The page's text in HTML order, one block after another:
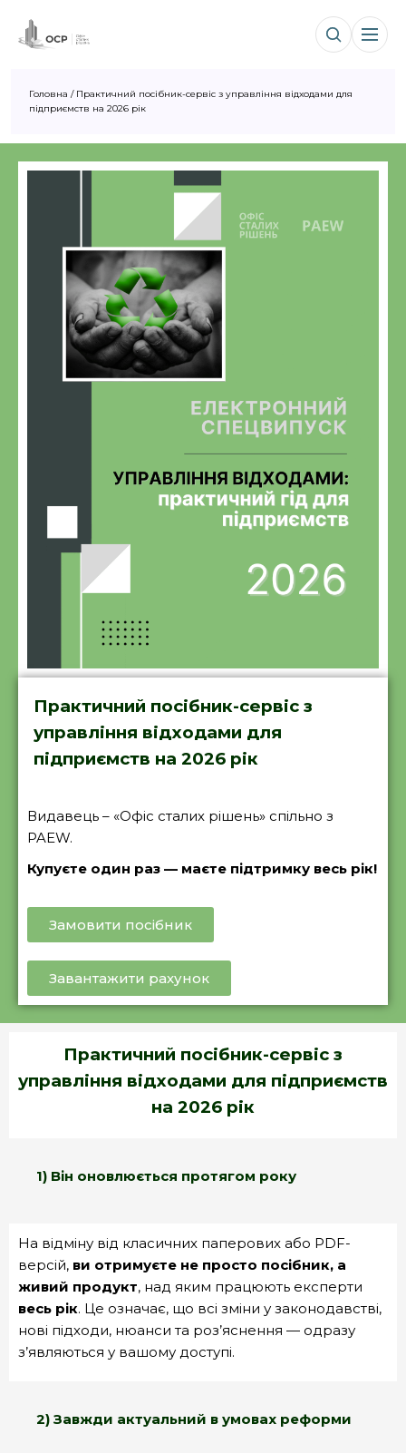
Головна / Практичний посібник-сервіс з управління відходами для
підприємств на 2026 рік
Практичний посібник-сервіс з
управління відходами для
підприємств на 2026 рік
Видавець – «Офіс сталих рішень» спільно з
PAEW.
Купуєте один раз — маєте підтримку весь рік!
Замовити посібник
Завантажити рахунок
Практичний посібник-сервіс з
управління відходами для підприємств
на 2026 рік
1) Він оновлюється протягом року
На відміну від класичних паперових або PDF-
версій, ви отримуєте не просто посібник, а
живий продукт, над яким працюють експерти
весь рік. Це означає, що всі зміни у законодавстві,
нові підходи, нюанси та роз’яснення — одразу
з’являються у вашому доступі.
2) Завжди актуальний в умовах реформи